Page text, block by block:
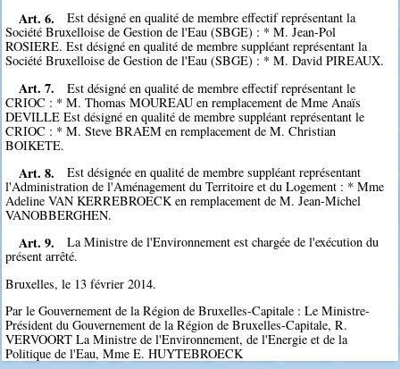
Art. 6.
Est désigné en qualité de membre effectif représentant la
Société Bruxelloise de Gestion de l'Eau (SBGE) : * M. Jean-Pol
ROSIERE. Est désigné en qualité de membre suppléant représentant la
Société Bruxelloise de Gestion de l'Eau (SBGE) : * M. David PIREAUX.
Art. 7.
Est désigné en qualité de membre effectif représentant le
CRIOC : * M. Thomas MOUREAU en remplacement de Mme Anaïs
DEVILLE Est désigné en qualité de membre suppléant représentant le
CRIOC : * M. Steve BRAEM en remplacement de M. Christian
BOIKETE.
Art. 8.
Est désignée en qualité de membre suppléant représentant
l'Administration de l'Aménagement du Territoire et du Logement : * Mme
Adeline VAN KERREBROECK en remplacement de M. Jean-Michel
VANOBBERGHEN.
Art. 9.
La Ministre de l'Environnement est chargée de l'exécution du
présent arrêté.
Bruxelles, le 13 février 2014.
Par le Gouvernement de la Région de Bruxelles-Capitale : Le Ministre-
Président du Gouvernement de la Région de Bruxelles-Capitale, R.
VERVOORT La Ministre de l'Environnement, de l'Energie et de la
Politique de l'Eau, Mme E. HUYTEBROECK